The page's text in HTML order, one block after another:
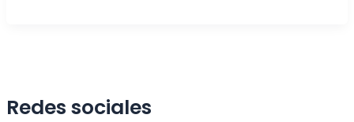
Redes sociales